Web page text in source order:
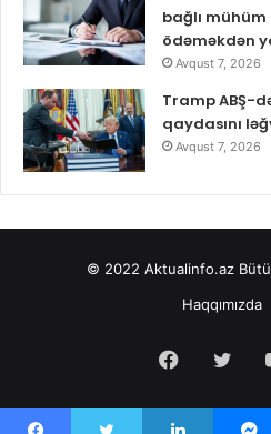
bağlı
ödəməkdən
Avqust 7, 2026
Tramp ABŞ-
qaydasını
Avqust 7, 2026
© 2022 Aktualinfo.az
Haqqımızda
Facebook